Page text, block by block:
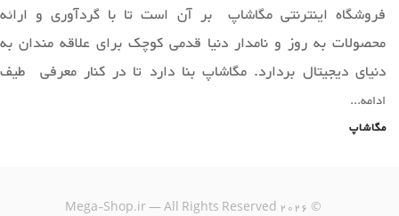
فروشگاه اینترنتی مگاشاپ بر آن است تا با گردآوری و ارائه
محصولات به روز و نامدار دنیا قدمی کوچک برای علاقه مندان به
دنیای دیجیتال بردارد. مگاشاپ بنا دارد تا در کنار معرفی طیف
وسیعی از محصولات به روز دنیا ،فضایی را برای خرید آسان و ارائه
محصولات قابل عرضه دراختیار همه همراهان خود قرار دهد.
ادامه...
مگاشاپ
©
2026